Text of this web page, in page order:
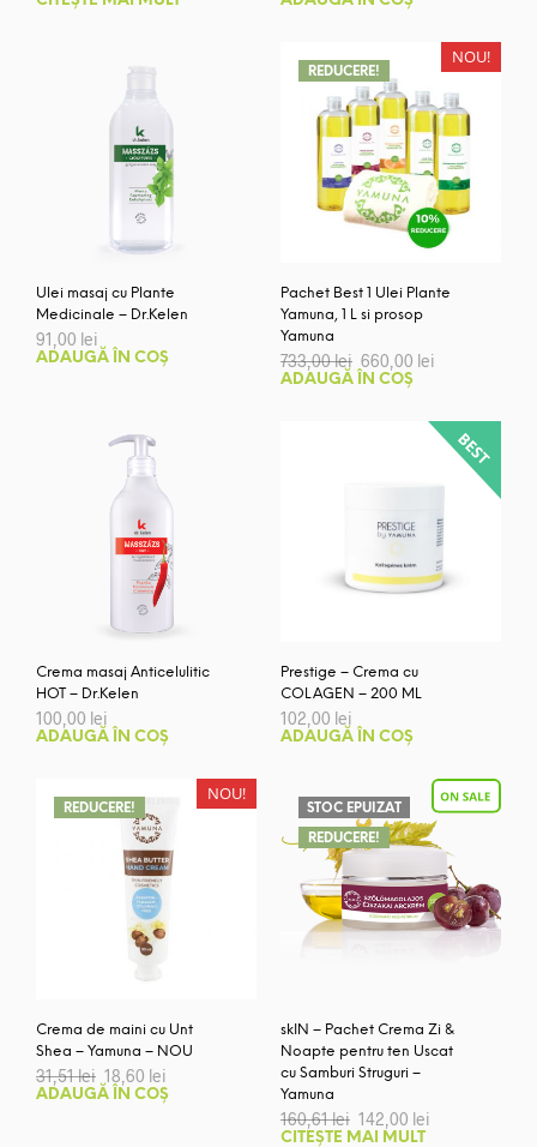
Ulei masaj cu Plante
Medicinale – Dr.Kelen
91,00 lei
ADAUGĂ ÎN COȘ
NOU!
REDUCERE!
Pachet Best 1 Ulei Plante
Yamuna, 1 L si prosop
Yamuna
733,00lei Prețul
inițial
660,00 lei
ADAUGĂ ÎN COȘ
Crema masaj Anticelulitic
HOT – Dr.Kelen
100,00 lei
ADAUGĂ ÎN COȘ
Prestige – Crema cu
COLAGEN – 200 ML
102,00 lei
ADAUGĂ ÎN COȘ
NOU!
REDUCERE!
Crema de maini cu Unt
Shea – Yamuna – NOU
31,51lei Prețul
inițial
18,60 lei
curent
ADAUGĂ ÎN COȘ
REDUCERE!
STOC EPUIZAT
skIN – Pachet Crema Zi &
Noapte pentru ten Uscat
cu Samburi Struguri –
Yamuna
160,61lei Prețul
inițial
142,00 lei
CITEȘTE MAI MULT